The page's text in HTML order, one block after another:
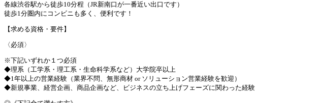
各線渋谷駅から徒歩10分程（JR新南口が一番近い出口です）
徒歩1分圏内にコンビニも多く、便利です！
【求める資格・要件】
〈必須〉
※下記いずれか１つ必須
◆理系（工学系・理工系・生命科学系など）大学院卒以上
◆1年以上の営業経験（業界不問、無形商材 or ソリューション営業経験を歓迎）
◆新規事業、経営企画、商品企画など、ビジネスの立ち上げフェーズに関わった経験